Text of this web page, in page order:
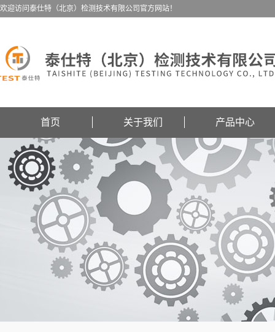
欢迎访问泰仕特（北京）检测技术有限公司官方网站！
首页 关于我们 产品中心